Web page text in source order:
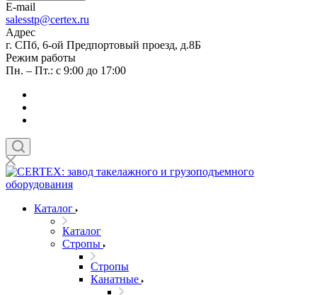
E-mail
salesstp@certex.ru
Адрес
г. СПб, 6-ой Предпортовый проезд, д.8Б
Режим работы
Пн. – Пт.: с 9:00 до 17:00
Каталог
Каталог
Стропы
Стропы
Канатные